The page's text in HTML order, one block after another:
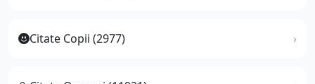
Citate Copii (2977)